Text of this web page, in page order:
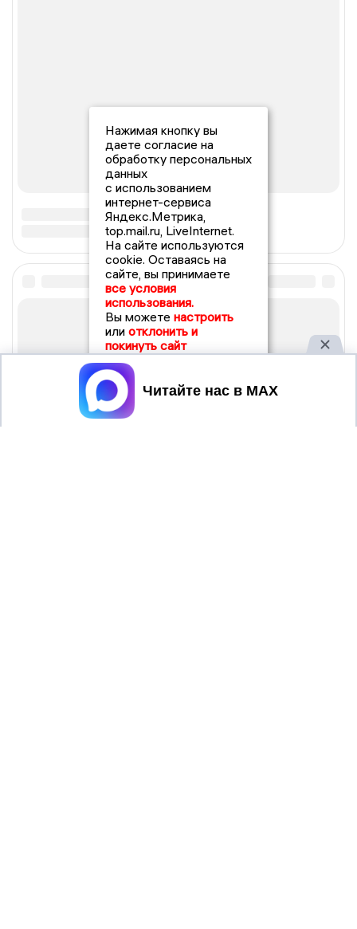
Нажимая кнопку вы
даете согласие на
обработку персональных
данных
с использованием
интернет-сервиса
Яндекс.Метрика,
top.mail.ru, LiveInternet.
На сайте используются
cookie. Оставаясь на
сайте, вы принимаете
все условия
использования.
Вы можете настроить
или отклонить и
покинуть сайт
Принять